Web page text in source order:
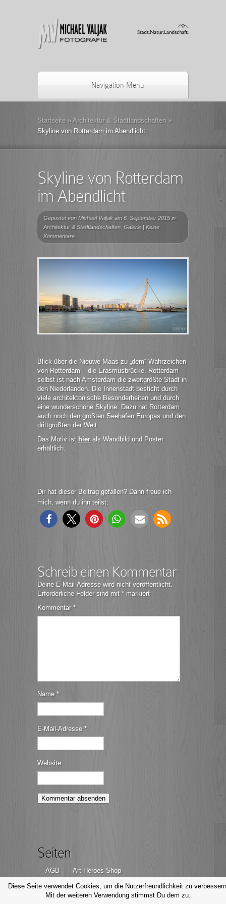
Navigation Menu
Startseite » Architektur & Stadtlandschaften »
Skyline von Rotterdam im Abendlicht
Skyline von Rotterdam
im Abendlicht
Gepostet von Michael Valjak am 6. September 2015 in
Architektur & Stadtlandschaften Galerie | Keine
Kommentare
Blick über die Nieuwe Maas zu „dem“ Wahrzeichen
von Rotterdam – die Erasmusbrücke. Rotterdam
selbst ist nach Amsterdam die zweitgrößte Stadt in
den Niederlanden. Die Innenstadt besticht durch
viele architektonische Besonderheiten und durch
eine wunderschöne Skyline. Dazu hat Rotterdam
auch noch den größten Seehafen Europas und den
drittgrößten der Welt.
Das Motiv ist hierals Wandbild und Poster
erhältlich.
Dir hat dieser Beitrag gefallen? Dann freue ich
mich, wenn du ihn teilst:
Schreib einen Kommentar
Deine E-Mail-Adresse wird nicht veröffentlicht.
Erforderliche Felder sind mit * markiert
Kommentar*
Name *
E-Mail-Adresse *
Website
Seiten
AGB
Art Heroes Shop
Datenschutzerklärung
Disclaimer
Impressum
Kontakt
Diese Seite verwendet Cookies, um die Nutzerfreundlichkeit zu
Mit der weiteren Verwendung stimmst Du dem zu.